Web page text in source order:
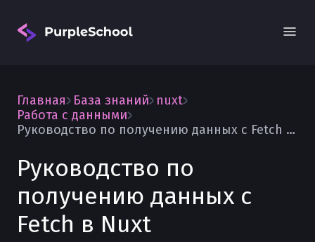
Вход
Главная База знаний nuxt
Работа с данными
Руководство по получению данных с Fetch в Nuxt
Руководство по
получению данных с
Fetch в Nuxt